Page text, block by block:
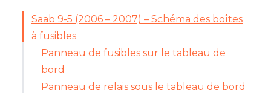
Saab 9-5 (2006 – 2007) – Schéma des boîtes
à fusibles
Panneau de fusibles sur le tableau de
bord
Panneau de relais sous le tableau de bord